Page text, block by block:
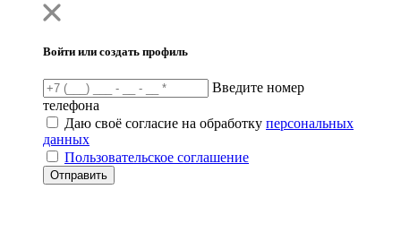
Войти или создать профиль
Введите номер
телефона
Даю своё согласие на обработку персональных
данных
Пользовательское соглашение
Отправить